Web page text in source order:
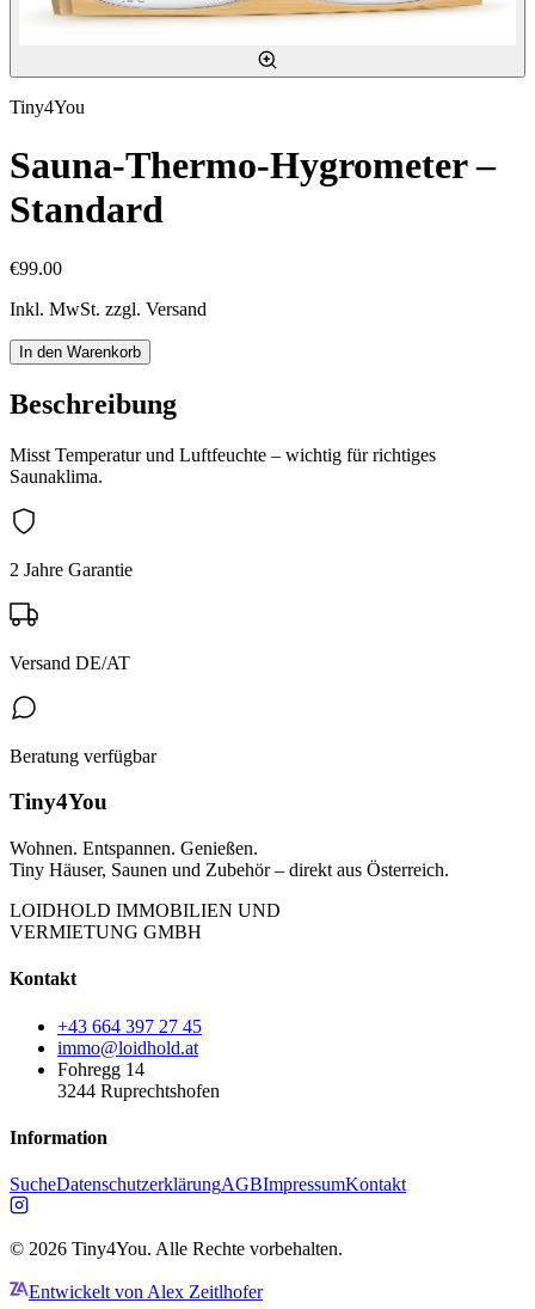
Tiny4You
Sauna-Thermo-Hygrometer –
Standard
€99.00
Inkl. MwSt. zzgl. Versand
In den Warenkorb
Beschreibung
Misst Temperatur und Luftfeuchte – wichtig für richtiges
Saunaklima.
2 Jahre Garantie
Versand DE/AT
Beratung verfügbar
Tiny4You
Wohnen. Entspannen. Genießen.
Tiny Häuser, Saunen und Zubehör – direkt aus Österreich.
LOIDHOLD IMMOBILIEN UND
VERMIETUNG GMBH
Kontakt
+43 664 397 27 45
immo@loidhold.at
Fohregg 14
3244 Ruprechtshofen
Information
SucheDatenschutzerklärungAGBImpressumKontakt
© 2026 Tiny4You. Alle Rechte vorbehalten.
Entwickelt von Alex Zeitlhofer